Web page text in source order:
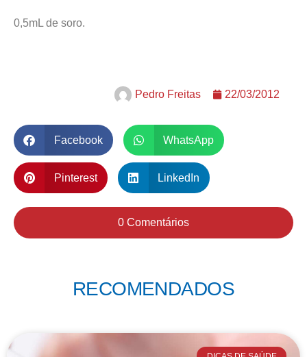
0,5mL de soro.
Pedro Freitas 22/03/2012
Facebook WhatsApp
Pinterest LinkedIn
0 Comentários
RECOMENDADOS